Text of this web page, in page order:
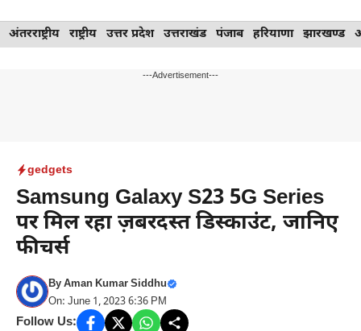
Skip
to
अंतरराष्ट्रीय राष्ट्रीय उत्तर प्रदेश उत्तराखंड पंजाब हरियाणा झारखण्ड
---Advertisement---
gedgets
Samsung Galaxy S23 5G Series
पर मिल रहा ज़बरदस्त डिस्काउंट, जानिए
फीचर्स
ByAman Kumar Siddhu
On: June 1, 2023 6:36 PM
Follow Us: